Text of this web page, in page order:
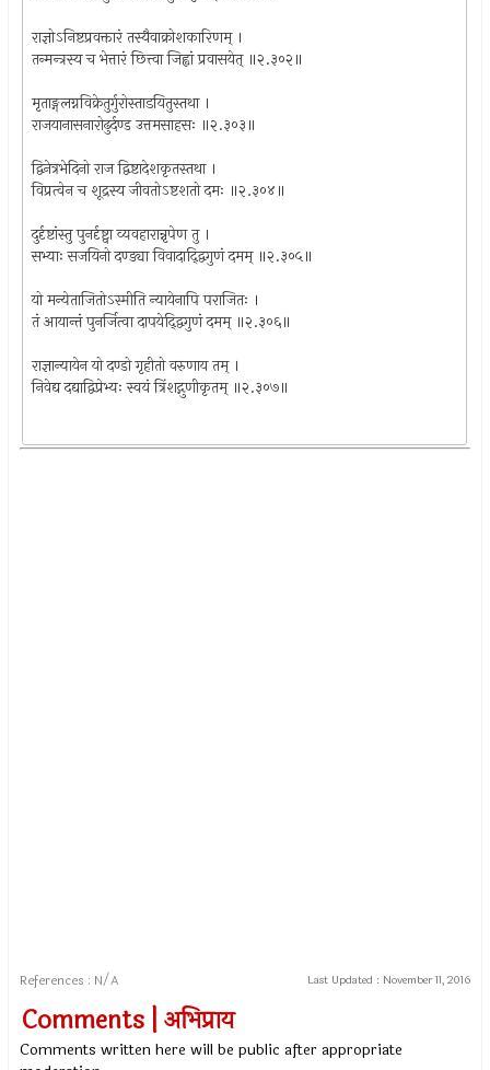
राज्ञोऽनिष्टप्रवक्तारं तस्यैवाक्रोशकारिणम् ।
तन्मन्त्रस्य च भेत्तारं छित्त्वा जिह्वां प्रवासयेत् ॥२.३०२॥
मृताङ्गलग्नविक्रेतुर्गुरोस्ताडयितुस्तथा ।
राजयानासनारोढुर्दण्ड उत्तमसाहसः ॥२.३०३॥
द्विनेत्रभेदिनो राज द्विष्टादेशकृतस्तथा ।
विप्रत्वेन च शूद्रस्य जीवतोऽष्टशतो दमः ॥२.३०४॥
दुर्दृष्टांस्तु पुनर्दृष्ट्वा व्यवहारान्नृपेण तु ।
सभ्याः सजयिनो दण्ड्या विवादाद्द्विगुणं दमम् ॥२.३०५॥
यो मन्येताजितोऽस्मीति न्यायेनापि पराजितः ।
तं आयान्तं पुनर्जित्वा दापयेद्द्विगुणं दमम् ॥२.३०६॥
राज्ञान्यायेन यो दण्डो गृहीतो वरुणाय तम् ।
निवेद्य दद्याद्विप्रेभ्यः स्वयं त्रिंशद्गुणीकृतम् ॥२.३०७॥
References : N/A Last Updated : November 11, 2016
Comments | अभिप्राय
Comments written here will be public after appropriate